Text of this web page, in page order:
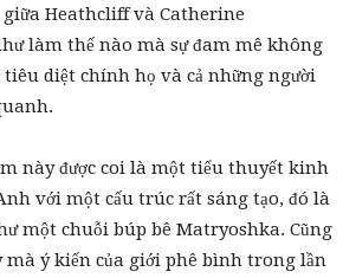
Heathcliff và Catherine
làm thế nào mà sự đam mê không
tiêu diệt chính họ và cả những người
này được coi là một tiểu thuyết kinh
với một cấu trúc rất sáng tạo, đó là
một chuỗi búp bê Matryoshka. Cũng
mà ý kiến của giới phê bình trong lần